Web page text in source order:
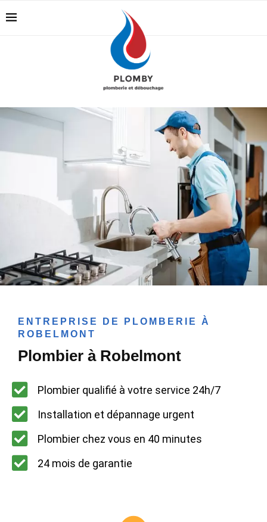
ENTREPRISE DE PLOMBERIE À
ROBELMONT
Plombier à Robelmont
Plombier qualifié à votre service 24h/7
Installation et dépannage urgent
Plombier chez vous en 40 minutes
24 mois de garantie